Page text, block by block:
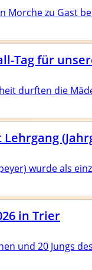
Morche zu Gast
Tag für
durften die
Lehrgang
wurde als
in Trier
und 20 Jungs